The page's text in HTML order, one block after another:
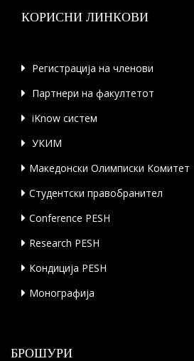
КОРИСНИ ЛИНКОВИ
Регистрација на членови
Партнери на факултетот
iKnow систем
УКИМ
Македонски Олимписки Комитет
Студентски правобранител
Conference PESH
Research PESH
Кондиција PESH
Монографија
БРОШУРИ